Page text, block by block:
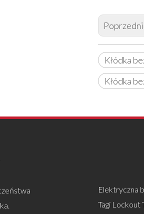
Kłódka
Kłódka
Elektryczna
Tagi Lockout